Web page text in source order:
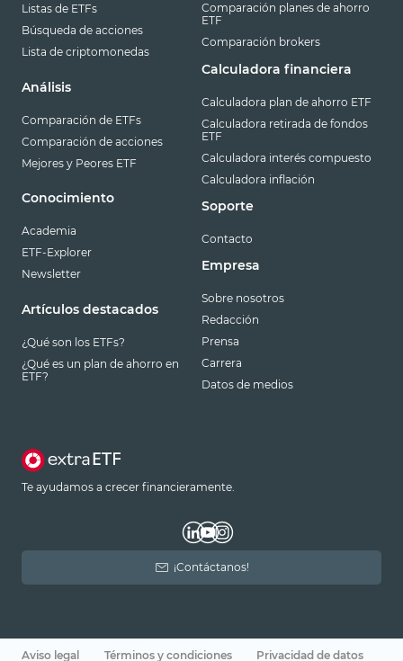
Listas de ETFs
Búsqueda de acciones
Lista de criptomonedas
Análisis
Comparación de ETFs
Comparación de acciones
Mejores y Peores ETF
Conocimiento
Academia
ETF-Explorer
Newsletter
Artículos destacados
¿Qué son los ETFs?
¿Qué es un plan de ahorro en
ETF?
Comparación planes de ahorro
ETF
Comparación brokers
Calculadora financiera
Calculadora plan de ahorro ETF
Calculadora retirada de fondos
ETF
Calculadora interés compuesto
Calculadora inflación
Soporte
Contacto
Empresa
Sobre nosotros
Redacción
Prensa
Carrera
Datos de medios
Te ayudamos a crecer financieramente.
¡Contáctanos!
Aviso legal Términos y condiciones Privacidad de datos